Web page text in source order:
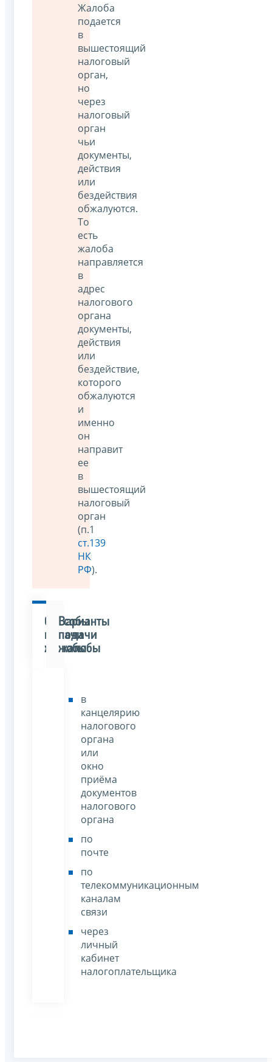
Жалоба
подается
в
вышестоящий
налоговый
орган,
но
через
налоговый
орган
чьи
документы,
действия
или
бездействия
обжалуются.
То
есть
жалоба
направляется
в
адрес
налогового
органа
документы,
действия
или
бездействие,
которого
обжалуются
и
именно
он
направит
ее
в
вышестоящий
налоговый
орган
(п.1
ст.139
НК
РФ).
Способы
подачи
жалобы
Варианты
подачи
жалобы
в
канцелярию
налогового
органа
или
окно
приёма
документов
налогового
органа
по
почте
по
телекоммуникационным
каналам
связи
через
личный
кабинет
налогоплательщика